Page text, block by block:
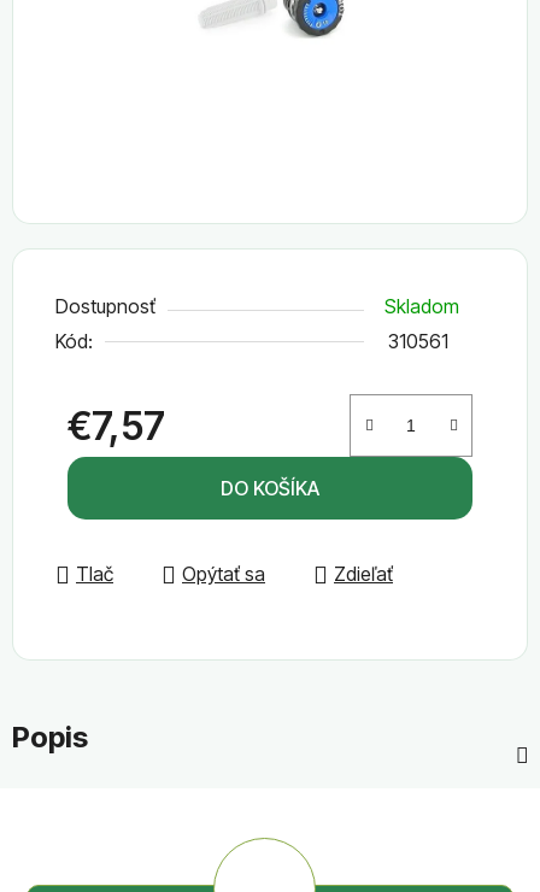
Dostupnosť
Skladom
Kód:
310561
€7,57
Jednotková cena:
DO KOŠÍKA
Tlač Opýtať sa Zdieľať
Popis